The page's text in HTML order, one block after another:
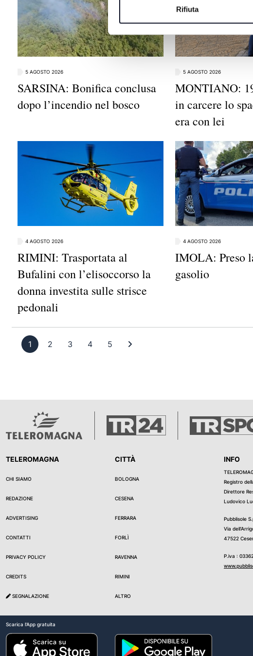
Rifiuta
5 AGOSTO 2026
SARSINA: Bonifica conclusa
dopo l’incendio nel bosco
5 AGOSTO 2026
MONTIANO:
in carcere lo
era con lei
4 AGOSTO 2026
RIMINI: Trasportata al
Bufalini con l’elisoccorso la
donna investita sulle strisce
pedonali
4 AGOSTO 2026
IMOLA: Preso
gasolio
1 Pagina 1
2 Pagina 2
3 Pagina 3
4Pagina 4
5 Pagina 5
TELEROMAGNA
CHI SIAMO
REDAZIONE
ADVERTISING
CONTATTI
PRIVACY POLICY
CREDITS
SEGNALAZIONE
CITTÀ
BOLOGNA
CESENA
FERRARA
FORLÌ
RAVENNA
RIMINI
ALTRO
INFO
Registro
Direttore
Ludovico
Pubblisole
Via
47522
P.iva :
Scarica l'App gratuita